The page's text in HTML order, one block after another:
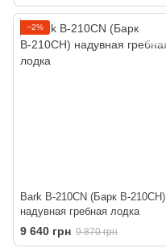
−2%
Bark B-210CN (Барк В-210СН)
надувная гребная лодка
9 640 грн 9 870 грн